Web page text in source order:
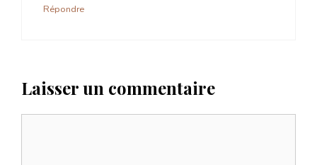
Répondre
Laisser un commentaire